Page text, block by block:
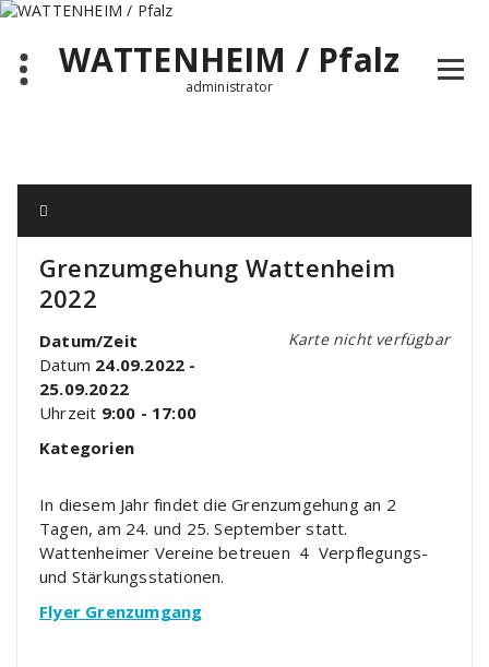
Zum
springenWATTENHEIM / Pfalz
administrator
Grenzumgehung Wattenheim
2022
Karte nicht verfügbar
Datum/Zeit
Datum 24.09.2022 -
25.09.2022
Uhrzeit 9:00 - 17:00
Kategorien
In diesem Jahr findet die Grenzumgehung an 2
Tagen, am 24. und 25. September statt.
Wattenheimer Vereine betreuen 4 Verpflegungs-
und Stärkungsstationen.
Flyer Grenzumgang